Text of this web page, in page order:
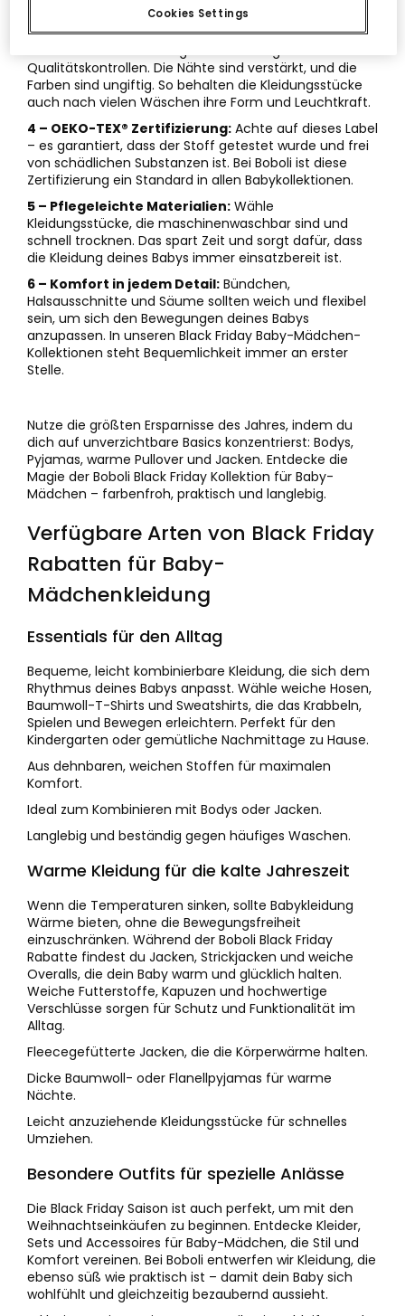
3 – Haltbarkeit und Sicherheit:Bei Boboli
Qualitätskontrollen. Die Nähte sind verstärkt, und die
Farben sind ungiftig. So behalten die Kleidungsstücke
auch nach vielen Wäschen ihre Form und Leuchtkraft.
4 – OEKO-TEX® Zertifizierung: Achte auf dieses Label
– es garantiert, dass der Stoff getestet wurde und frei
von schädlichen Substanzen ist. Bei Boboli ist diese
Zertifizierung ein Standard in allen Babykollektionen.
5 – Pflegeleichte Materialien: Wähle
Kleidungsstücke, die maschinenwaschbar sind und
schnell trocknen. Das spart Zeit und sorgt dafür, dass
die Kleidung deines Babys immer einsatzbereit ist.
6 – Komfort in jedem Detail: Bündchen,
Halsausschnitte und Säume sollten weich und flexibel
sein, um sich den Bewegungen deines Babys
anzupassen. In unseren Black Friday Baby-Mädchen-
Kollektionen steht Bequemlichkeit immer an erster
Stelle.
Nutze die größten Ersparnisse des Jahres, indem du
dich auf unverzichtbare Basics konzentrierst: Bodys,
Pyjamas, warme Pullover und Jacken. Entdecke die
Magie der Boboli Black Friday Kollektion für Baby-
Mädchen – farbenfroh, praktisch und langlebig.
Verfügbare Arten von Black Friday
Rabatten für Baby-
Mädchenkleidung
Essentials für den Alltag
Bequeme, leicht kombinierbare Kleidung, die sich dem
Rhythmus deines Babys anpasst. Wähle weiche Hosen,
Baumwoll-T-Shirts und Sweatshirts, die das Krabbeln,
Spielen und Bewegen erleichtern. Perfekt für den
Kindergarten oder gemütliche Nachmittage zu Hause.
Aus dehnbaren, weichen Stoffen für maximalen
Komfort.
Ideal zum Kombinieren mit Bodys oder Jacken.
Langlebig und beständig gegen häufiges Waschen.
Warme Kleidung für die kalte Jahreszeit
Wenn die Temperaturen sinken, sollte Babykleidung
Wärme bieten, ohne die Bewegungsfreiheit
einzuschränken. Während der Boboli Black Friday
Rabatte findest du Jacken, Strickjacken und weiche
Overalls, die dein Baby warm und glücklich halten.
Weiche Futterstoffe, Kapuzen und hochwertige
Verschlüsse sorgen für Schutz und Funktionalität im
Alltag.
Fleecegefütterte Jacken, die die Körperwärme halten.
Dicke Baumwoll- oder Flanellpyjamas für warme
Nächte.
Leicht anzuziehende Kleidungsstücke für schnelles
Umziehen.
Besondere Outfits für spezielle Anlässe
Die Black Friday Saison ist auch perfekt, um mit den
Weihnachtseinkäufen zu beginnen. Entdecke Kleider,
Sets und Accessoires für Baby-Mädchen, die Stil und
Komfort vereinen. Bei Boboli entwerfen wir Kleidung, die
ebenso süß wie praktisch ist – damit dein Baby sich
wohlfühlt und gleichzeitig bezaubernd aussieht.
Cookies Settings